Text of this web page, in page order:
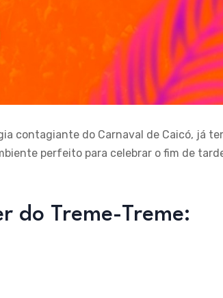
contagiante do Carnaval de Caicó, já
perfeito para celebrar o fim de
do Treme-Treme: